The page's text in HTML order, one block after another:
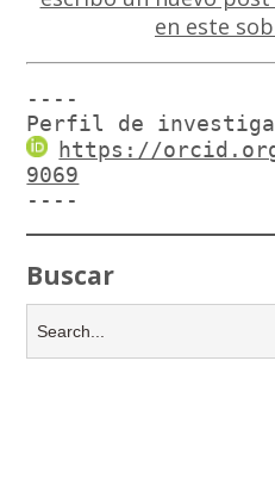
----
Perfil de
https://orcid.org/
9069
----
Buscar